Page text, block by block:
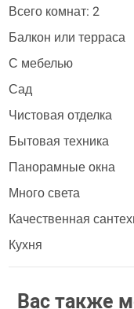
Всего комнат: 2
Балкон или терраса
С мебелью
Сад
Чистовая отделка
Бытовая техника
Панорамные окна
Много света
Качественная
Кухня
Вас также